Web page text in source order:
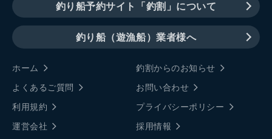
釣り船予約サイト「釣割」について
釣り船（遊漁船）業者様へ
ホーム
釣割からのお知らせ
よくあるご質問
お問い合わせ
利用規約
プライバシーポリシー
運営会社
採用情報